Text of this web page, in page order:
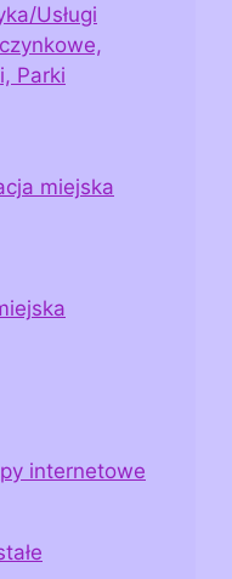
Usługi
Parki
miejska
internetowe